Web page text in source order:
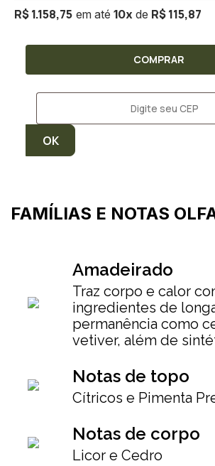
R$ 1.158,75 10x R$ 115,87
COMPRAR
FAMÍLIAS E NOTAS
Amadeirado
Traz corpo e calor
ingredientes de
permanência como
vetiver, além de
Notas de topo
Cítricos e Pimenta
Notas de corpo
Licor e Cedro